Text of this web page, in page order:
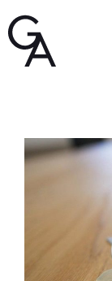
Acta
Blog